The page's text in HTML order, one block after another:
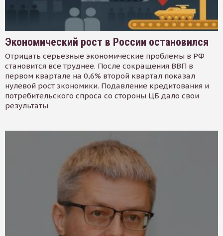
Экономический рост в России остановился
Отрицать серьезные экономические проблемы в РФ
становится все труднее. После сокращения ВВП в
первом квартале на 0,6% второй квартал показал
нулевой рост экономики. Подавление кредитования и
потребительского спроса со стороны ЦБ дало свои
результаты